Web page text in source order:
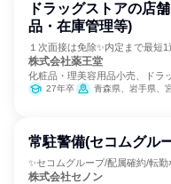
ドラッグストアの店
品・在庫管理等)
１次面接は免除✨内定まで最短
株式会社薬王堂
化粧品・理美容用品小売、ドラ
27年卒 青森県、岩手県、宮城県、秋田県、山形県、
常駐警備(セコムグル
✨セコムグループ/配属確約/転勤
株式会社セノン